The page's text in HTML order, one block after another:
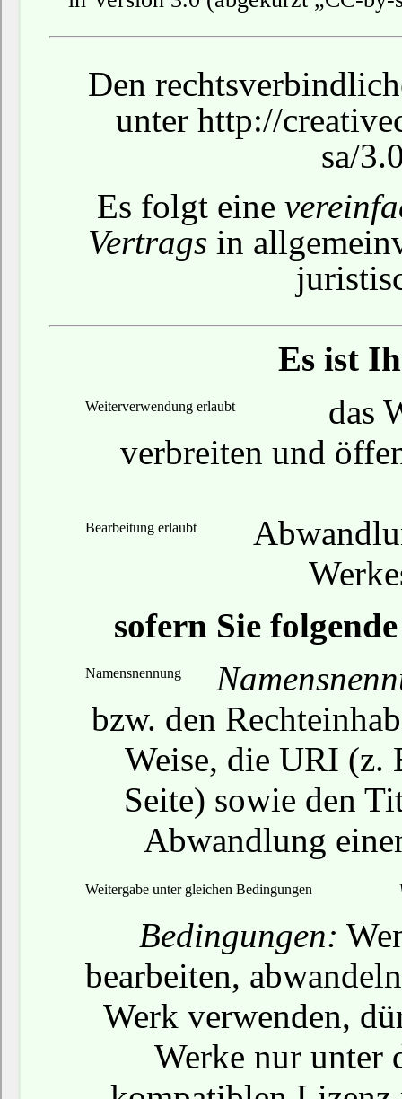
Den
unterhttp://
sa/
Es folgt eine
Vertrags in
Es ist
Weiterverwendung erlaubt
das
verbreiten und
Bearbeitung erlaubt
sofern Sie
Namensnennung
bzw. den
Weise, die URI (z.
Seite) sowie den
Abwandlung
Weitergabe unter gleichen Bedingungen
Bedingungen:
bearbeiten,
Werk verwenden,
Werke nur unter